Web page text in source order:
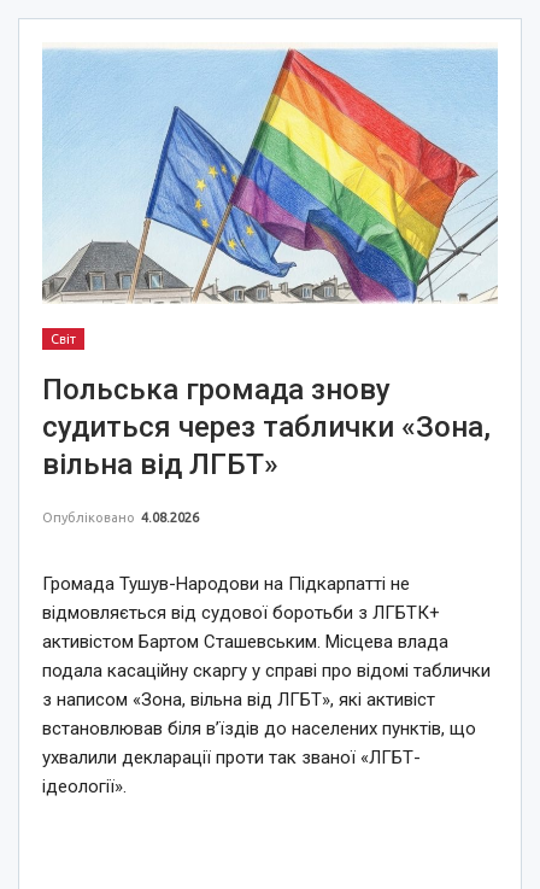
Світ
Польська громада знову
судиться через таблички «Зона,
вільна від ЛГБТ»
Опубліковано 4.08.2026
Громада Тушув-Народови на Підкарпатті не
відмовляється від судової боротьби з ЛГБТК+
активістом Бартом Сташевським. Місцева влада
подала касаційну скаргу у справі про відомі таблички
з написом «Зона, вільна від ЛГБТ», які активіст
встановлював біля в’їздів до населених пунктів, що
ухвалили декларації проти так званої «ЛГБТ-
ідеології».